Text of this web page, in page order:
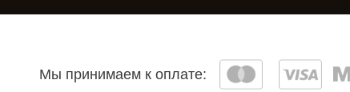
Мы принимаем к оплате: